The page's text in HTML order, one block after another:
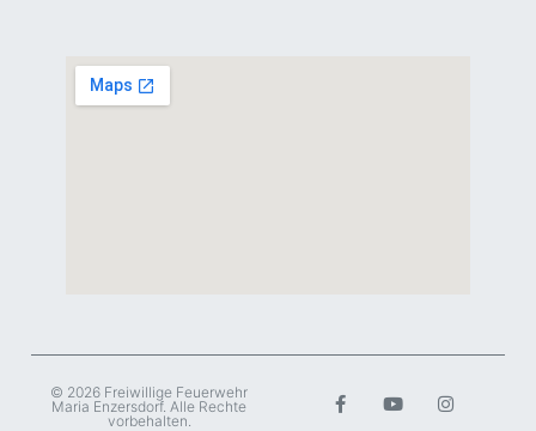
© 2026 Freiwillige Feuerwehr
Maria Enzersdorf. Alle Rechte
vorbehalten.